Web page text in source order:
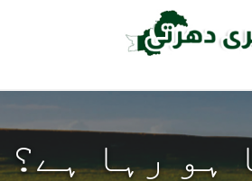
ہو رہا ہے؟